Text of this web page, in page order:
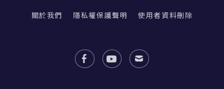
關於我們 隱私權保護聲明 使用者資料刪除